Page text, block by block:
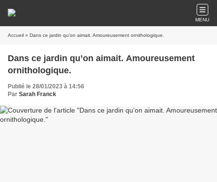
MENU
Accueil » Dans ce jardin qu’on aimait. Amoureusement ornithologique.
Dans ce jardin qu’on aimait. Amoureusement
ornithologique.
Publié le 28/01/2023 à 14:56
Par Sarah Franck